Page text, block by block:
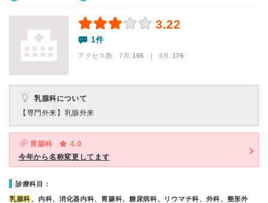
3.22
1件
アクセス数 7月:165 | 6月:176
乳腺科について
【専門外来】 乳腺外来
胃腸科
4.0
今年から名称変更してます
診療科目：
乳腺科 、内科、消化器内科、胃腸科、糖尿病科、リウマチ科、外科、整形外